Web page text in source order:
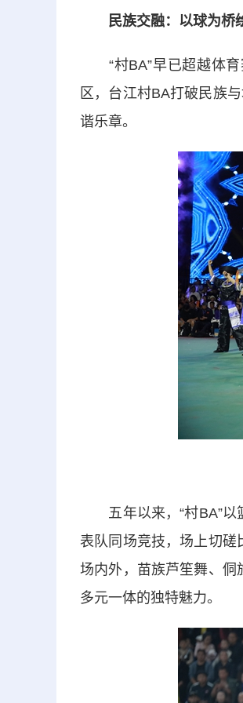
民族交融：以球为桥
“村BA”早已超越体育
区，台江村BA打破民族
谐乐章。
五年以来，“村BA”以
表队同场竞技，场上切
场内外，苗族芦笙舞、侗
多元一体的独特魅力。